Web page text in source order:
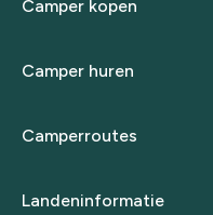
Camper kopen
Camper huren
Camperroutes
Landeninformatie